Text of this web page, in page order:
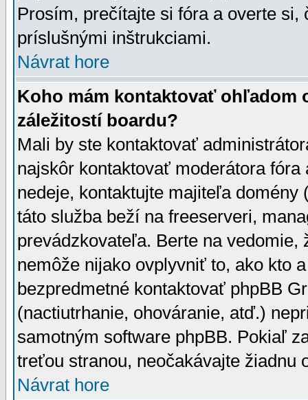
Prosím, prečítajte si fóra a overte
príslušnými inštrukciami.
Návrat hore
Koho mám kontaktovať ohľadom
záležitostí boardu?
Mali by ste kontaktovať
najskôr kontaktovať moderátora
nedeje, kontaktujte majiteľa
táto služba beží na freeserveri,
prevádzkovateľa. Berte na vedomie,
nemôže nijako ovplyvniť to, ako kto
bezpredmetné kontaktovať phpBB
(nactiutrhanie, ohováranie, atď.)
samotným software phpBB. Pokiaľ
treťou stranou, neočakávajte žiadnu
Návrat hore